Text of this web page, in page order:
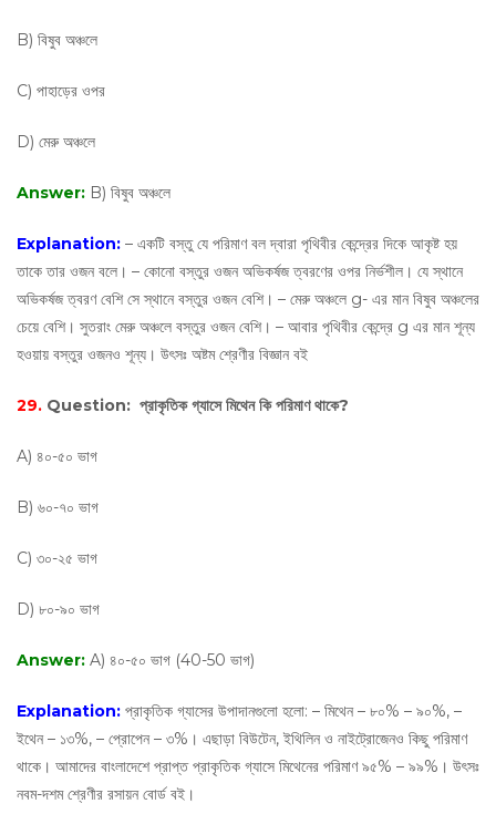
B) বিষুব অঞ্চলে
C) পাহাড়ের ওপর
D) মেরু অঞ্চলে
Answer: B) বিষুব অঞ্চলে
Explanation: – একটি বস্তু যে পরিমাণ বল দ্বারা পৃথিবীর কেন্দ্রের দিকে আকৃষ্ট হয়
তাকে তার ওজন বলে। – কোনাে বস্তুর ওজন অভিকর্ষজ ত্বরণের ওপর নির্ভশীল। যে স্থানে
অভিকর্ষজ ত্বরণ বেশি সে স্থানে বস্তুর ওজন বেশি। – মেরু অঞ্চলে g- এর মান বিষুব অঞ্চলের
চেয়ে বেশি। সুতরাং মেরু অঞ্চলে বস্তুর ওজন বেশি। – আবার পৃথিবীর কেন্দ্রে g এর মান শূন্য
হওয়ায় বস্তুর ওজনও শূন্য। উৎসঃ অষ্টম শ্রেণীর বিজ্ঞান বই
29. Question: প্রাকৃতিক গ্যাসে মিথেন কি পরিমাণ থাকে?
A) ৪০-৫০ ভাগ
B) ৬০-৭০ ভাগ
C) ৩০-২৫ ভাগ
D) ৮০-৯০ ভাগ
Answer: A) ৪০-৫০ ভাগ (40-50 ভাগ)
Explanation: প্রাকৃতিক গ্যাসের উপাদানগুলাে হলাে: – মিথেন – ৮০% – ৯০%, –
ইথেন – ১৩%, – প্রােপেন – ৩%। এছাড়া বিউটেন, ইথিলিন ও নাইট্রোজেনও কিছু পরিমাণ
থাকে। আমাদের বাংলাদেশে প্রাপ্ত প্রাকৃতিক গ্যাসে মিথেনের পরিমাণ ৯৫% – ৯৯%। উৎসঃ
নবম-দশম শ্রেণীর রসায়ন বোর্ড বই।